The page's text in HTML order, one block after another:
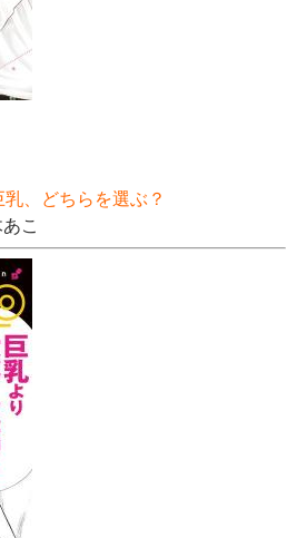
、どちらを選ぶ？
こ